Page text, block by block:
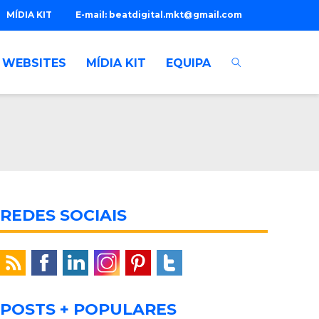
E-mail: beatdigital.mkt@gmail.com
MÍDIA KIT
WEBSITES MÍDIA KIT EQUIPA
REDES SOCIAIS
POSTS + POPULARES